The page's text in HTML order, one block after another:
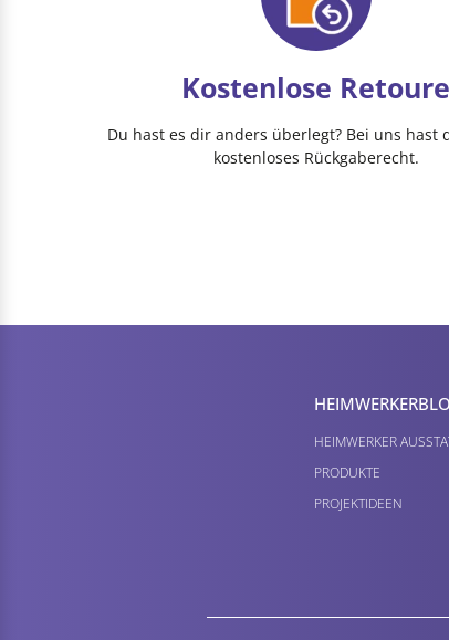
Kostenlose Retoure
Du hast es dir anders überlegt? Bei uns hast
kostenloses Rückgaberecht.
HEIMWERKER
PRODUKTE
PROJEKTIDEEN